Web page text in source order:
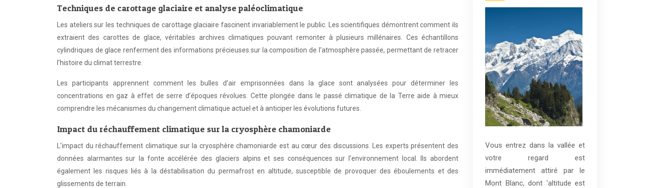
Techniques de carottage glaciaire et analyse paléoclimatique
Les ateliers sur les techniques de carottage glaciaire fascinent invariablement le public. Les scientifiques démontrent comment ils
extraient des carottes de glace, véritables archives climatiques pouvant remonter à plusieurs millénaires. Ces échantillons
cylindriques de glace renferment des informations précieuses sur la composition de l’atmosphère passée, permettant de retracer
l’histoire du climat terrestre.
Les participants apprennent comment les bulles d’air emprisonnées dans la glace sont analysées pour déterminer les
concentrations en gaz à effet de serre d’époques révolues. Cette plongée dans le passé climatique de la Terre aide à mieux
comprendre les mécanismes du changement climatique actuel et à anticiper les évolutions futures.
Impact du réchauffement climatique sur la cryosphère chamoniarde
L’impact du réchauffement climatique sur la cryosphère chamoniarde est au cœur des discussions. Les experts présentent des
données alarmantes sur la fonte accélérée des glaciers alpins et ses conséquences sur l’environnement local. Ils abordent
également les risques liés à la déstabilisation du permafrost en altitude, susceptible de provoquer des éboulements et des
glissements de terrain.
Vous entrez dans la vallée et
votre regard est
immédiatement attiré par le
Mont Blanc, dont 'altitude est